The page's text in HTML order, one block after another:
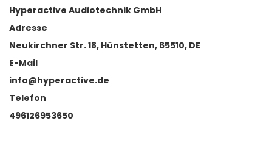
Hyperactive Audiotechnik GmbH
Adresse
Neukirchner Str. 18, Hünstetten, 65510, DE
E-Mail
info@hyperactive.de
Telefon
496126953650